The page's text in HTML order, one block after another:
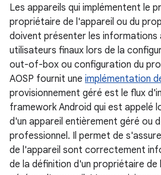
Les appareils qui implémentent le
propriétaire de l'appareil ou du
doivent présenter les informations
utilisateurs finaux lors de la
out-of-box ou configuration du
AOSP fournit une implémentation
provisionnement géré est le flux
framework Android qui est appelé
d'un appareil entièrement géré ou
professionnel. Il permet de
de l'appareil sont correctement
de la définition d'un propriétaire de